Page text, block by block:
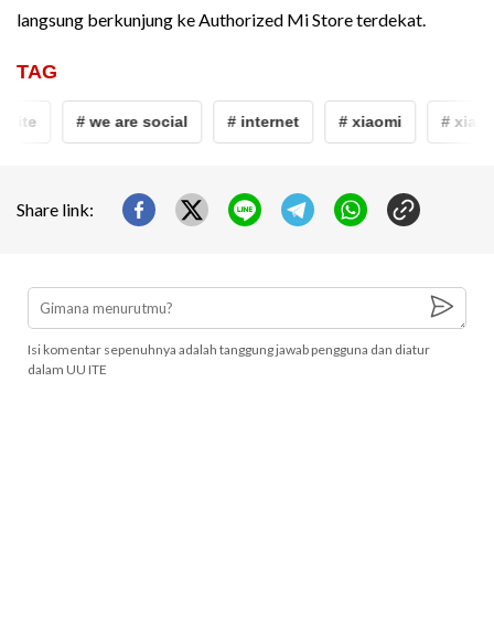
langsung berkunjung ke Authorized Mi Store terdekat.
TAG
# we are social # internet # xiaomi #
Share link:
Isi komentar sepenuhnya adalah tanggung jawab pengguna dan diatur
dalam UU ITE